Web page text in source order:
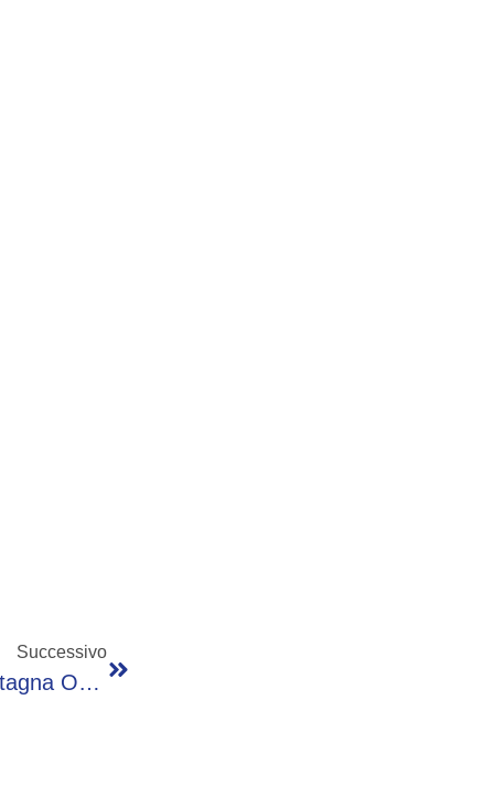
Successivo
In Attesa Della Neve- La Situazione In Montagna Oggi 4 Dicembre Alle Ore 14,00